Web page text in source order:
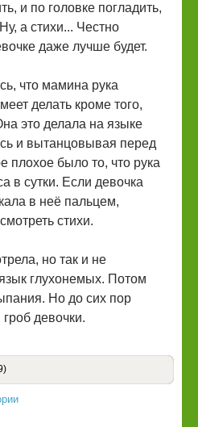
и по головке погладить,
а стихи... Честно
даже лучше будет.
что мамина рука
делать кроме того,
это делала на языке
и вытанцовывая перед
плохое было то, что рука
в сутки. Если девочка
в неё пальцем,
стихи.
но так и не
глухонемых. Потом
Но до сих пор
девочки.